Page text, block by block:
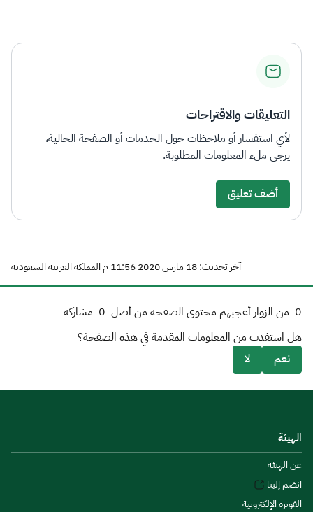
التعليقات والاقتراحات
لأي استفسار أو ملاحظات حول الخدمات أو الصفحة الحالية،
يرجى ملء المعلومات المطلوبة.
أضف تعليق
آخر تحديث: 18 مارس 2020 11:56 م المملكة العربية السعودية
0 من الزوار أعجبهم محتوى الصفحة من أصل 0 مشاركة
هل استفدت من المعلومات المقدمة في هذه الصفحة؟
نعم
لا
الهيئة
عن الهيئة
انضم إلينا
الفوترة الإلكترونية